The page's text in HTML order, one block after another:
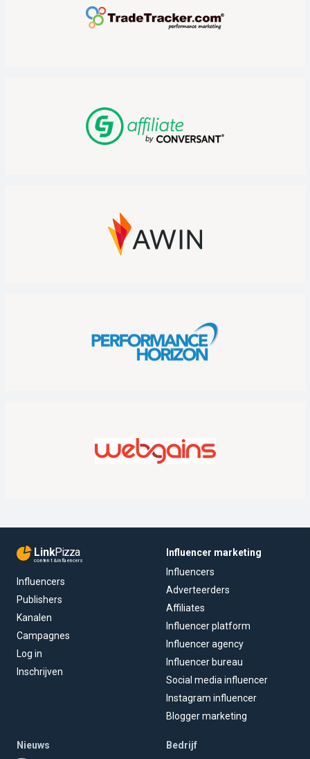
LinkPizza
content & influencers
Influencers
Publishers
Kanalen
Campagnes
Log in
Inschrijven
Influencer marketing
Influencers
Adverteerders
Affiliates
Influencer platform
Influencer agency
Influencer bureau
Social media influencer
Instagram influencer
Blogger marketing
Nieuws
Bedrijf